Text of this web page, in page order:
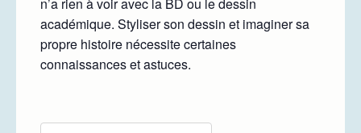
académique. Styliser son dessin et imaginer sa
propre histoire nécessite certaines
connaissances et astuces.